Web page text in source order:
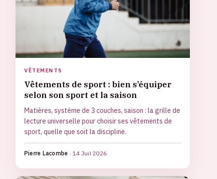
VÊTEMENTS
Vêtements de sport : bien s’équiper
selon son sport et la saison
Matières, système de 3 couches, saison : la grille de
lecture universelle pour choisir ses vêtements de
sport, quelle que soit la discipline.
Pierre Lacombe ·14 Juil 2026